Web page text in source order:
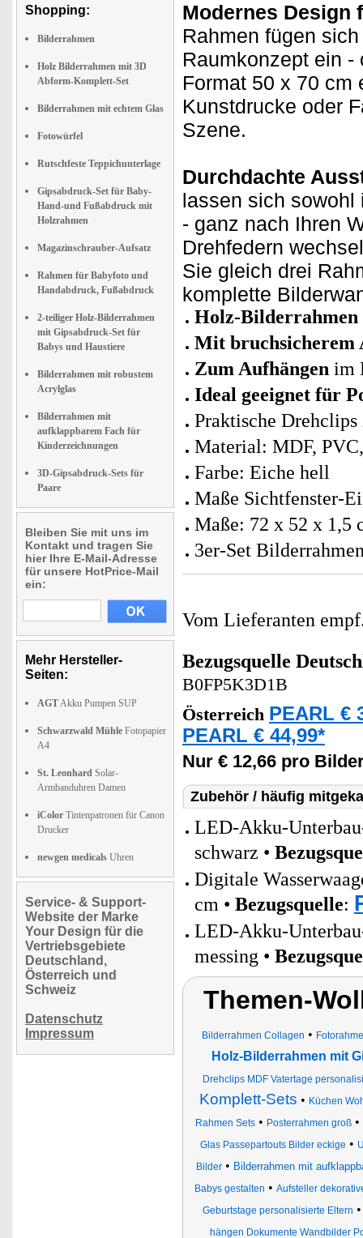
Shopping:
Bilderrahmen
Holz Bilderrahmen mit 3D
Abform-Komplett-Set
Bilderrahmen mit echtem Glas
Fotowürfel
Rutschfeste Teppichunterlage
Gipsabdruck-Set für Baby-
Hand-und Fußabdruck mit
Holzrahmen
Magazinschrauber-Aufsatz
Rahmen für Babyfoto und
Handabdruck, Fußabdruck
2-teiliger Holz-Bilderrahmen
mit Gipsabdruck-Set für
Babys und Haustiere
Bilderrahmen mit robustem
Acrylglas
Bilderrahmen mit
aufklappbarem Fach für
Kinderzeichnungen
3D-Gipsabdruck-Sets für
Paare
Bleiben Sie mit uns im
Kontakt und tragen Sie
hier Ihre E-Mail-Adresse
für unsere HotPrice-Mail
ein:
Mehr Hersteller-
Seiten:
AGTAkku Pumpen SUP
Schwarzwald Mühle Fotopapier
A4
St. Leonhard Solar-
Armbanduhren Damen
iColor Tintenpatronen für Canon
Drucker
newgen medicals Uhren
Service- & Support-
Website der Marke
Your Design für die
Vertriebsgebiete
Deutschland,
Österreich und
Schweiz
Datenschutz
Impressum
Modernes Design
Rahmen fügen
Raumkonzept ein -
Format 50 x 70 cm
Kunstdrucke oder
Szene.
Durchdachte
lassen sich sowohl
- ganz nach Ihren
Drehfedern
Sie gleich drei
komplette
Holz-Bilderrahmen
Mit bruchsicherem
Zum Aufhängen im
Ideal geeignet für
Praktische
Material: MDF,
Farbe: Eiche hell
Maße Sichtfenster-
Maße: 72 x 52 x 1,5
3er-Set
Vom Lieferanten
Bezugsquelle
B0FP5K3D1B
Österreich PEARL €
PEARL € 44,99*
Nur € 12,66 pro
Zubehör / häufig
LED-Akku-
schwarz •
Digitale
cm • Bezugsquelle:
LED-Akku-
messing •
Themen-
Bilderrahmen Collagen •
Holz-Bilderrahmen mit
Drehclips MDF Vatertage
Komplett-Sets • Küchen
Rahmen Sets• Posterrahmen groß•
Glas Passepartouts Bilder eckige •
Bilder • Bilderrahmen mit
Babys gestalten • Aufsteller
Geburtstage personalisierte Eltern
hängen Dokumente Wandbilder